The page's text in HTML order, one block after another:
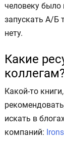
человеку было
запускать А/Б
нету.
Какие
Какой-то
искать в
компаний: